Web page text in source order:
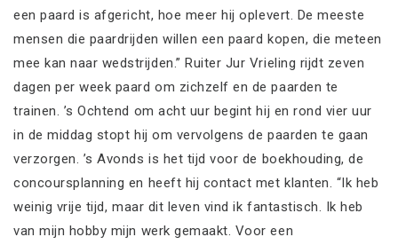
een paard is afgericht, hoe meer hij oplevert. De meeste
mensen die paardrijden willen een paard kopen, die meteen
mee kan naar wedstrijden.” Ruiter Jur Vrieling rijdt zeven
dagen per week paard om zichzelf en de paarden te
trainen. ’s Ochtend om acht uur begint hij en rond vier uur
in de middag stopt hij om vervolgens de paarden te gaan
verzorgen. ’s Avonds is het tijd voor de boekhouding, de
concoursplanning en heeft hij contact met klanten. “Ik heb
weinig vrije tijd, maar dit leven vind ik fantastisch. Ik heb
van mijn hobby mijn werk gemaakt. Voor een